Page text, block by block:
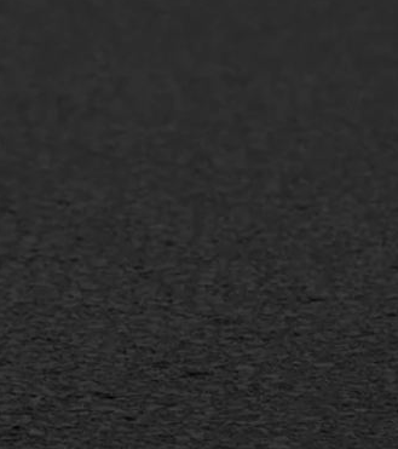
Vlakslijpen